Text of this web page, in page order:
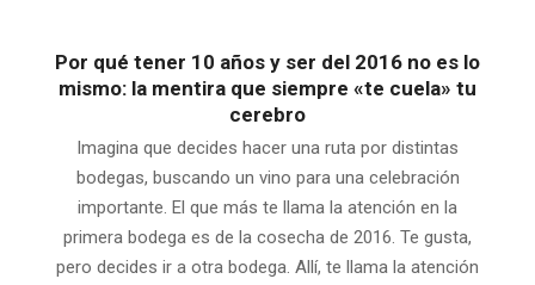
Por qué tener 10 años y ser del 2016 no es lo
mismo: la mentira que siempre «te cuela» tu
cerebro
Imagina que decides hacer una ruta por distintas
bodegas, buscando un vino para una celebración
importante. El que más te llama la atención en la
primera bodega es de la cosecha de 2016. Te gusta,
pero decides ir a otra bodega. Allí, te llama la atención